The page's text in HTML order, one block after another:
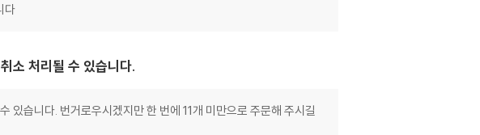
다
소 처리될 수 있습니다.
있습니다. 번거로우시겠지만 한 번에 11개 미만으로 주문해 주시길